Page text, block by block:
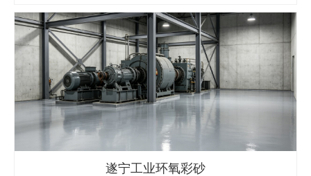
遂宁工业环氧彩砂